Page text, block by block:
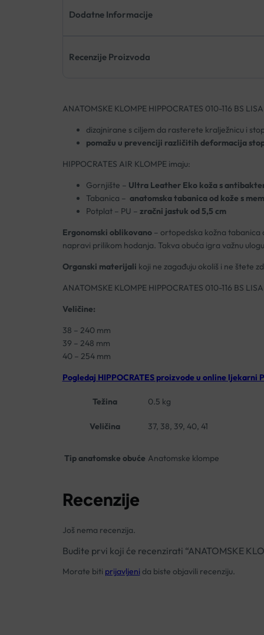
Dodatne Informacije
Recenzije Proizvoda
ANATOMSKE KLOMPE HIPPOCRATES 010-116 BS
dizajnirane s ciljem da rasterete kralježnicu i
pomažu u prevenciji različitih deformacija
HIPPOCRATES AIR KLOMPE imaju:
Gornjište – Ultra Leather Eko koža s
Tabanica – anatomska tabanica od kože s
Potplat – PU – zračni jastuk od 5,5 cm
Ergonomski oblikovano– ortopedska kožna tabanica
napravi prilikom hodanja. Takva obuća igra važnu
Organski materijali koji ne zagađuju okoliš i ne štete
ANATOMSKE KLOMPE HIPPOCRATES 010-116 BS
Veličine:
38 – 240 mm
39 – 248 mm
40 – 254 mm
Pogledaj HIPPOCRATES proizvode u online ljekarni
Težina 0.5 kg
Veličina 37, 38, 39, 40, 41
Tip anatomske obuće Anatomske klompe
Recenzije
Još nema recenzija.
Budite prvi koji će recenzirati “ANATOMSKE
Morate biti prijavljeni da biste objavili recenziju.